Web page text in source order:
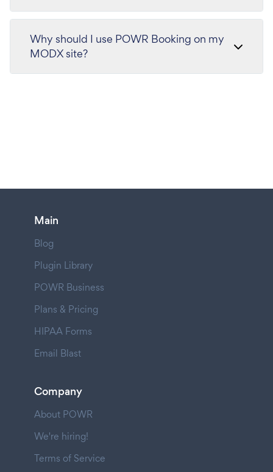
Why should I use POWR Booking on my
MODX site?
Main
Blog
Plugin Library
POWR Business
Plans & Pricing
HIPAA Forms
Email Blast
Company
About POWR
We're hiring!
Terms of Service